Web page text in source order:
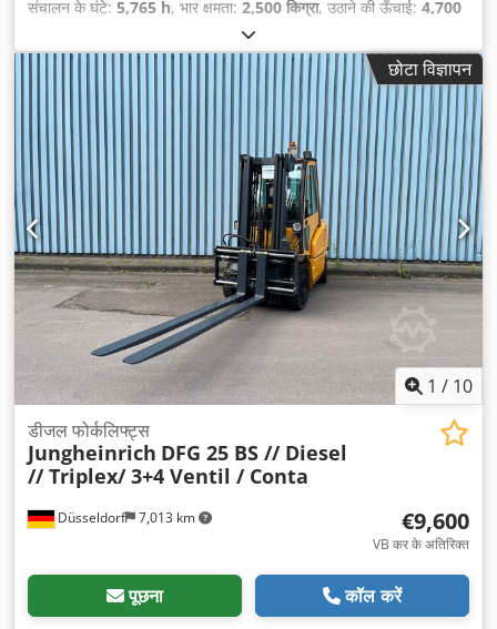
संचालन के घंटे: 5,765 h, भार क्षमता: 2,500 किग्रा, उठाने की ऊँचाई: 4,700
, ईंधन का प्रकार:
ट्रिप्लेक्स, निर्माण ऊँचाई:2,100 मिमी, फोर्क की लंबाई:1,200 मिमी, ड्राइव
Diesel छोटा विज्ञापन
1 / 10
Düsseldorf 7,013 km
डीजल फोर्कलिफ्ट्स
Jungheinrich DFG 25 BS // Diesel
// Triplex/ 3+4 Ventil / Conta
€9,600
VB कर के अतिरिक्त
पूछना कॉल करें